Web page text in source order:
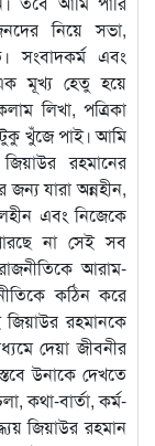
নিয়ে সভা,
সংবাদকর্ম এবং
মূখ্য হেতু হয়ে
লিখা, পত্রিকা
খুঁজে পাই। আমি
রহমানের
যারা অন্নহীন,
এবং নিজেকে
না সেই সব
আরাম-
কঠিন করে
রহমানকে
দেয়া জীবনীর
উনাকে দেখতে
কথা-বার্তা, কর্ম-
জিয়াউর রহমান